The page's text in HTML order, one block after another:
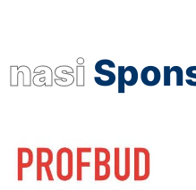
nasi